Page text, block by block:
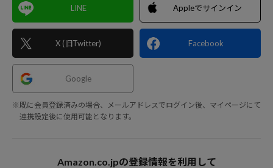
LINE
X (旧Twitter)
Appleでサインイン
Facebook
Google
※既に会員登録済みの場合、メールアドレスでログイン後、マイページにて
連携設定後に使用可能となります。
Amazon.co.jpの登録情報を利用して